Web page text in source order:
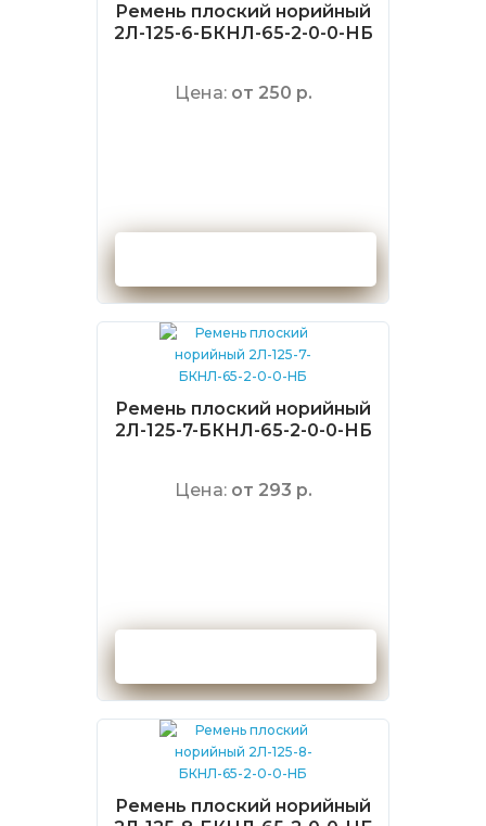
Ремень плоский норийный
2Л-125-6-БКНЛ-65-2-0-0-НБ
Цена: от 250 р.
Ремень плоский норийный
2Л-125-7-БКНЛ-65-2-0-0-НБ
Цена: от 293 р.
Ремень плоский норийный